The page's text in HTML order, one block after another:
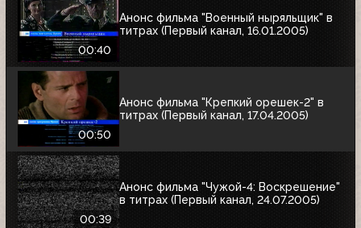
00:40
Анонс фильма "Военный ныряльщик" в
титрах (Первый канал, 16.01.2005)
00:50
Анонс фильма "Крепкий орешек-2" в
титрах (Первый канал, 17.04.2005)
00:39
Анонс фильма "Чужой-4: Воскрешение"
в титрах (Первый канал, 24.07.2005)